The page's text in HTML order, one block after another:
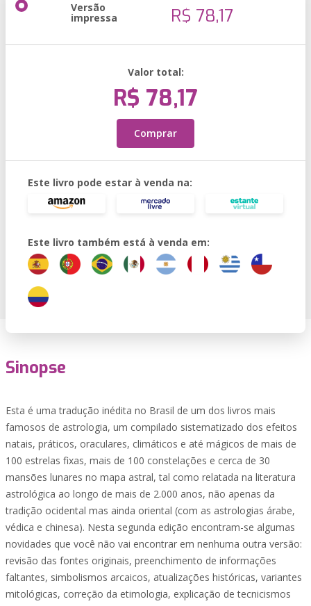
Versão
impressa R$ 78,17
Valor total:
R$ 78,17
Comprar
Este livro pode estar à venda na:
Este livro também está à venda em:
Sinopse
Esta é uma tradução inédita no Brasil de um dos livros mais
famosos de astrologia, um compilado sistematizado dos efeitos
natais, práticos, oraculares, climáticos e até mágicos de mais de
100 estrelas fixas, mais de 100 constelações e cerca de 30
mansões lunares no mapa astral, tal como relatada na literatura
astrológica ao longo de mais de 2.000 anos, não apenas da
tradição ocidental mas ainda oriental (com as astrologias árabe,
védica e chinesa). Nesta segunda edição encontram-se algumas
novidades que você não vai encontrar em nenhuma outra versão:
revisão das fontes originais, preenchimento de informações
faltantes, simbolismos arcaicos, atualizações históricas, variantes
mitológicas, correção da etimologia, explicação de tecnicismos